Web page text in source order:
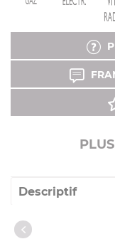
Descriptif
Caractéristiques